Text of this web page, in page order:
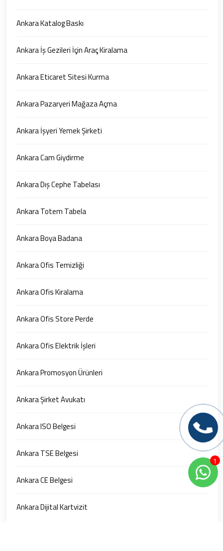
Ankara Katalog Baskı
Ankara İş Gezileri İçin Araç Kiralama
Ankara Eticaret Sitesi Kurma
Ankara Pazaryeri Mağaza Açma
Ankara İşyeri Yemek Şirketi
Ankara Cam Giydirme
Ankara Dış Cephe Tabelası
Ankara Totem Tabela
Ankara Boya Badana
Ankara Ofis Temizliği
Ankara Ofis Kiralama
Ankara Ofis Store Perde
Ankara Ofis Elektrik İşleri
Ankara Promosyon Ürünleri
Ankara Şirket Avukatı
Ankara ISO Belgesi
Ankara TSE Belgesi
Ankara CE Belgesi
Ankara Dijital Kartvizit
1